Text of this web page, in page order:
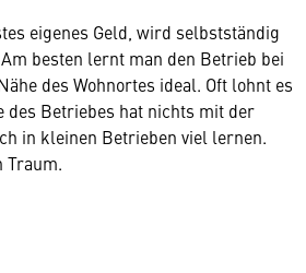
eigenes Geld, wird selbstständig
besten lernt man den Betrieb bei
des Wohnortes ideal. Oft lohnt es
des Betriebes hat nichts mit der
in kleinen Betrieben viel lernen.
Traum.